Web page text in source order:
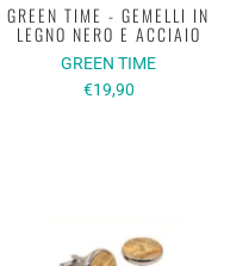
GREEN TIME - GEMELLI IN
LEGNO NERO E ACCIAIO
GREEN TIME
€19,90